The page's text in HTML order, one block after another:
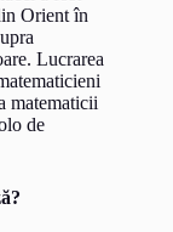
Orient în
Lucrarea
matematicii
de